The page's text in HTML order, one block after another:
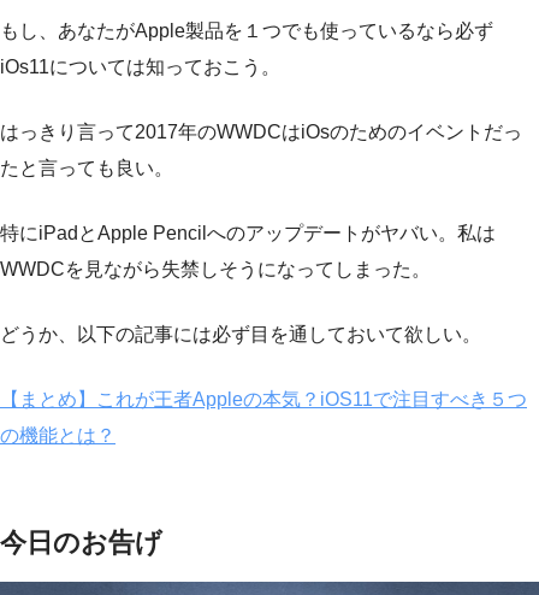
もし、あなたがApple製品を１つでも使っているなら必ず
iOs11については知っておこう。
はっきり言って2017年のWWDCはiOsのためのイベントだっ
たと言っても良い。
特にiPadとApple Pencilへのアップデートがヤバい。私は
WWDCを見ながら失禁しそうになってしまった。
どうか、以下の記事には必ず目を通しておいて欲しい。
【まとめ】これが王者Appleの本気？iOS11で注目すべき５つ
の機能とは？
今日のお告げ